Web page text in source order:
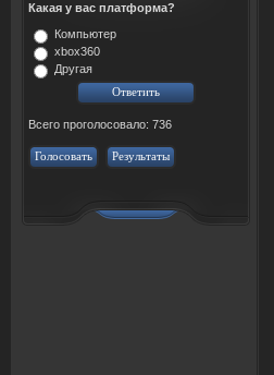
Какая у вас платформа?
Компьютер
xbox360
Другая
Всего проголосовало: 736
Голосовать Результаты